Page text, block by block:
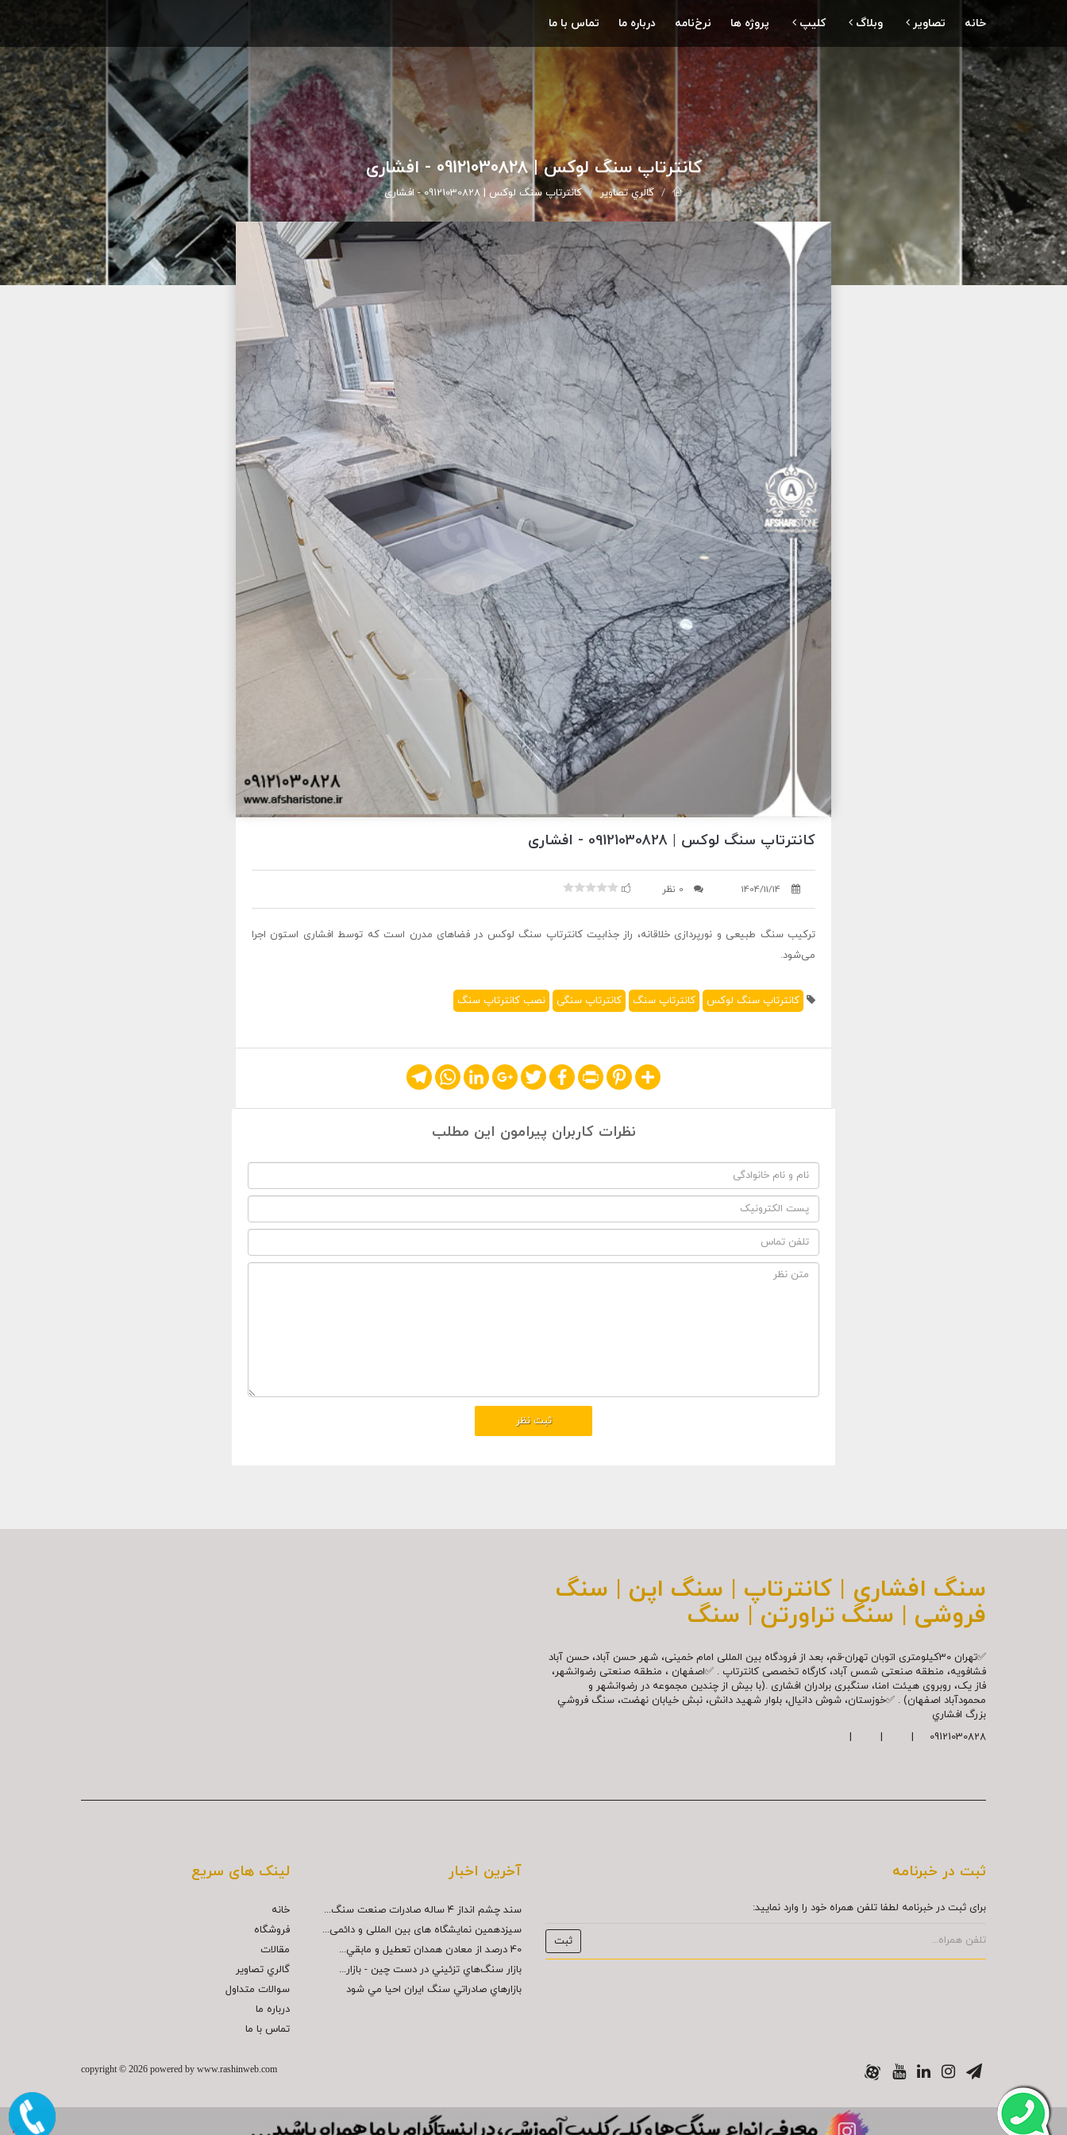
خانه تصاویر وبلاگ کلیپ پروژه ها نرخ‌نامه درباره ما تماس با ما
کانترتاپ سنگ لوکس | 09121030828 - افشاری
گالري تصاوير کانترتاپ سنگ لوکس | 09121030828 - افشاری
کانترتاپ سنگ لوکس | 09121030828 - افشاری
1404/11/14 0 نظر
ترکیب سنگ طبیعی و نورپردازی خلاقانه، راز جذابیت کانترتاپ سنگ لوکس در فضاهای مدرن است که توسط افشاری استون اجرا
می‌شود.
کانترتاپ سنگ لوکس کانترتاپ سنگ کانترتاپ سنگی نصب کانترتاپ سنگ
Share
Pinterest
Print
Facebook
Twitter
Google+
LinkedIn
WhatsApp
Telegram
نظرات کاربران پیرامون این مطلب
سنگ افشاری | کانترتاپ | سنگ اپن | سنگ
فروشی | سنگ تراورتن | سنگ
✅تهران 30کیلومتری اتوبان تهران-قم، بعد از فرودگاه بین المللی امام خمینی، شهر حسن آباد، حسن آباد
فشافویه، منطقه صنعتی شمس آباد، کارگاه تخصصی کانترتاپ . ✅اصفهان ، منطقه صنعتی رضوانشهر،
فاز یک، روبروی هیئت امنا، سنگبری برادران افشاری .(با بیش از چندین مجموعه در رضوانشهر و
محمودآباد اصفهان) . ✅خوزستان، شوش دانیال، بلوار شهيد دانش، نبش خیابان نهضت، سنگ فروشي
بزرگ افشاري
09121030828 | | |
لینک های سریع
خانه
فروشگاه
مقالات
گالري تصاوير
سوالات متداول
درباره ما
تماس با ما
آخرین اخبار
سند چشم انداز ۴ ساله صادرات صنعت سنگ...
سیزدهمین نمایشگاه های بین المللی و دائمی...
40 درصد از معادن همدان تعطيل و مابقي...
بازار سنگ‌هاي تزئيني در دست چين - بازار...
بازارهاي صادراتي سنگ ايران احيا مي شود
ثبت در خبرنامه
برای ثبت در خبرنامه لطفا تلفن همراه خود را وارد نمایید:
copyright © 2026 powered by www.rashinweb.com